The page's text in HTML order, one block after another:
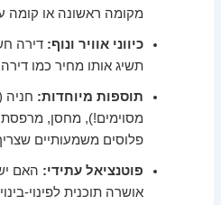
מקומה ראשונה או קומה
כיווני אוויר ונוף: דירה
תשיג אותו מחיר כמו
תוספות מיוחדות: חניה
מסוימים!), מחסן,
פלוסים משמעותיים
פוטנציאל עתידי:
אושרה תוכנית לפינוי-